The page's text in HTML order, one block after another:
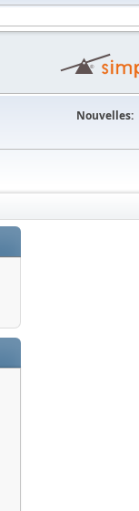
Nouvelles: